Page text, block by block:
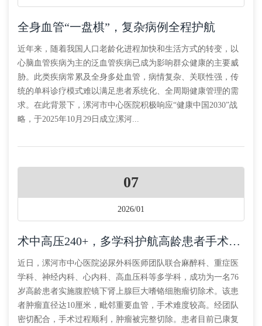
全身血管“一盘棋”，复杂病例全程护航
近年来，随着我国人口老龄化进程加快和生活方式的转变，以
心脑血管疾病为主的泛血管疾病已成为影响群众健康的主要威
胁。此类疾病常累及全身多处血管，病情复杂、关联性强，传
统的单科诊疗模式难以满足患者系统化、全周期健康管理的需
求。在此背景下，漯河市中心医院积极响应“健康中国2030”战
略，于2025年10月29日成立漯河...
07
2026/01
术中高压240+，多学科护航高龄患者手术成功
近日，漯河市中心医院泌尿外科医师团队联合麻醉科、重症医
学科、神经内科、心内科、高血压科等多学科，成功为一名76
岁高龄患者实施腹腔镜下肾上腺巨大嗜铬细胞瘤切除术。该患
者肿瘤直径达10厘米，毗邻重要血管，手术难度较高。经团队
密切配合，手术过程顺利，肿瘤被完整切除。患者目前已康复